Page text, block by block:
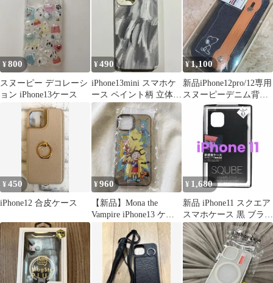
¥800
スヌーピー デコレーシ
ョン iPhone13ケース
¥490
iPhone13mini スマホケ
ース ペイント柄 立体デ
ザイン
¥1,100
新品iPhone12pro/12専用
スヌーピーデニム背面
ケースレザー
¥450
iPhone12 合皮ケース
¥960
【新品】Mona the
Vampire iPhone13 ケー
ス｜未開封
¥ 1,680
新品 iPhone11 スクエア
スマホケース 黒 ブラッ
ク シンプル 保護